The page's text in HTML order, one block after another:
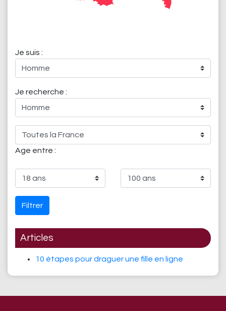
Je suis :
Je recherche :
Age entre :
Filtrer
Articles
10 étapes pour draguer une fille en ligne